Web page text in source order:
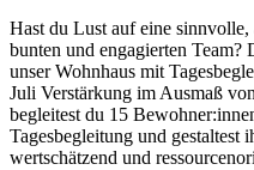
Hast du Lust auf eine
bunten und engagierten
unser Wohnhaus mit
Juli Verstärkung im Ausmaß
begleitest du 15
Tagesbegleitung und gestaltest
wertschätzend und